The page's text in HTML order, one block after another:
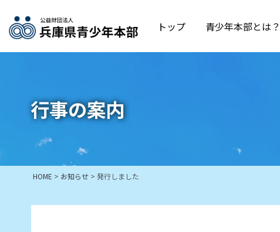
トップ 青少年本部とは？
行事の案内
HOME > お知らせ >発行しました